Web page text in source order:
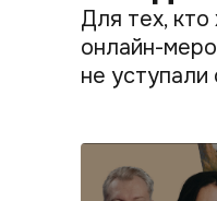
Для тех, кто
онлайн-
не уступали